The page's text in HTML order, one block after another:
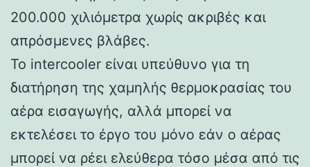
200.000 χιλιόμετρα χωρίς ακριβές και
απρόσμενες βλάβες.
Το intercooler είναι υπεύθυνο για τη
διατήρηση της χαμηλής θερμοκρασίας του
αέρα εισαγωγής, αλλά μπορεί να
εκτελέσει το έργο του μόνο εάν ο αέρας
μπορεί να ρέει ελεύθερα τόσο μέσα από τις